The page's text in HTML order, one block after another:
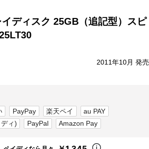
ディスク 25GB（追記型）スピ
2011年10月 発売
PayPay 楽天ペイ
au PAY
ィ) PayPal Amazon Pay